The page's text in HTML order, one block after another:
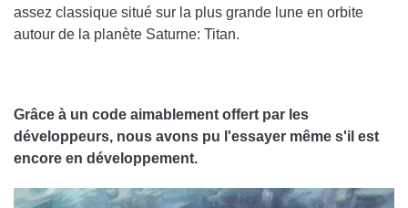
assez classique situé sur la plus grande lune en orbite
autour de la planète Saturne: Titan.
Grâce à un code aimablement offert par les
développeurs, nous avons pu l'essayer même s'il est
encore en développement.